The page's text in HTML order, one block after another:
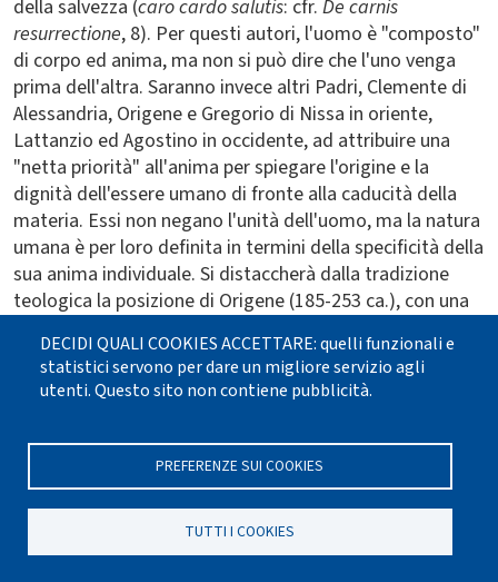
della salvezza (caro cardo salutis: cfr. De carnis
resurrectione, 8). Per questi autori, l'uomo è "composto"
di corpo ed anima, ma non si può dire che l'uno venga
prima dell'altra. Saranno invece altri Padri, Clemente di
Alessandria, Origene e Gregorio di Nissa in oriente,
Lattanzio ed Agostino in occidente, ad attribuire una
"netta priorità" all'anima per spiegare l'origine e la
dignità dell'essere umano di fronte alla caducità della
materia. Essi non negano l'unità dell'uomo, ma la natura
umana è per loro definita in termini della specificità della
sua anima individuale. Si distaccherà dalla tradizione
teologica la posizione di Origene (185-253 ca.), con una
platonismo classico, senza però giungere mai ad
associare il male direttamente con la corporeità.
anti-manichea, Agostino (354-430) mantenne una certa
dipendenza dalla visione platonica: «la parte migliore
dell'uomo è la sua anima», dice, «il corpo non è tutto
l'uomo, ma la parte inferiore dell'uomo» (
XIII, 24). Agostino rigetta la dottrina platonica della
DECIDI QUALI COOKIES ACCETTARE: quelli funzionali e
statistici servono per dare un migliore servizio agli
utenti. Questo sito non contiene pubblicità.
PREFERENZE SUI COOKIES
TUTTI I COOKIES